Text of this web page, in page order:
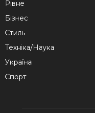
Рівне
Бізнес
Стиль
Техніка/Наука
Україна
Спорт